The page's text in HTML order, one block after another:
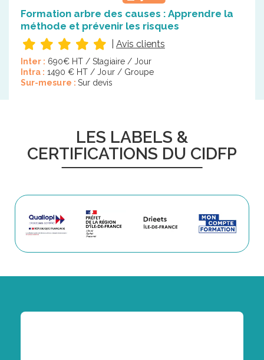
Formation arbre des causes : Apprendre la
méthode et prévenir les risques
Avis clients
Inter : 690€ HT / Stagiaire / Jour
Intra : 1490 € HT / Jour / Groupe
Sur-mesure : Sur devis
LES LABELS &
CERTIFICATIONS DU CIDFP